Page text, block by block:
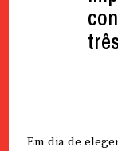
Em dia de